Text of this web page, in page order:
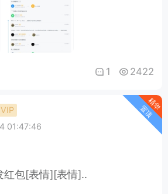
1 2422
精华
置顶
VIP
01:47:46
红包[表情][表情]..